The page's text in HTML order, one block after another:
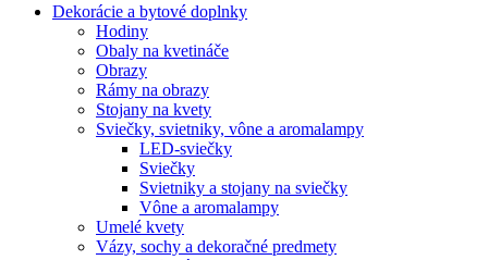
Dekorácie a bytové doplnky
Hodiny
Obaly na kvetináče
Obrazy
Rámy na obrazy
Stojany na kvety
Sviečky, svietniky, vône a aromalampy
LED-sviečky
Sviečky
Svietniky a stojany na sviečky
Vône a aromalampy
Umelé kvety
Vázy, sochy a dekoračné predmety